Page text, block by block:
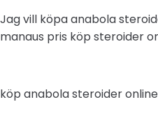
Jag vill köpa anabola
manaus pris köp steroider
köp anabola steroider